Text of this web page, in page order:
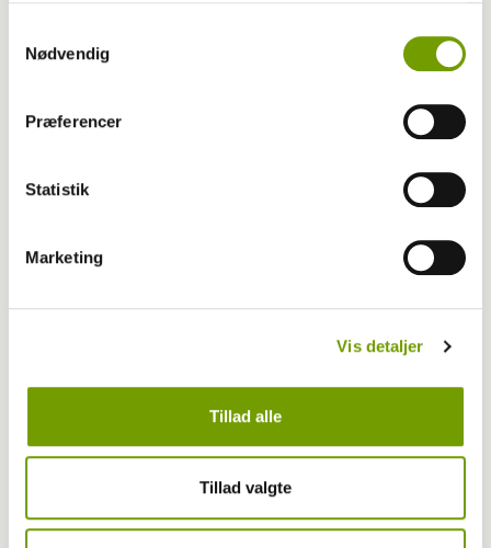
Nødvendig
Præferencer
Statistik
Marketing
Vis detaljer
Tillad alle
Tillad valgte
Mangel på dyrlæger truer dyreklinikker i
mindre byer
Pressemeddelelser